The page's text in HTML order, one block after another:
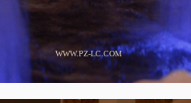
WWW.PZ-LC.COM